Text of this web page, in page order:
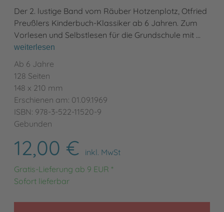
Der 2. lustige Band vom Räuber Hotzenplotz, Otfried
Preußlers Kinderbuch-Klassiker ab 6 Jahren. Zum
Vorlesen und Selbstlesen für die Grundschule mit …
weiterlesen
Ab 6 Jahre
128 Seiten
148 x 210 mm
Erschienen am: 01.09.1969
ISBN: 978-3-522-11520-9
Gebunden
12,00 €
inkl. MwSt
Gratis-Lieferung ab 9 EUR *
Sofort lieferbar